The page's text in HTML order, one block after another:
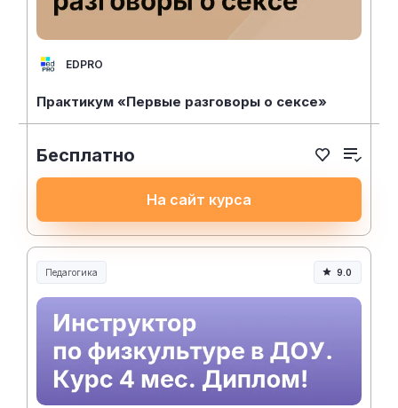
EDPRO
Практикум «Первые разговоры о сексе»
Бесплатно
На сайт курса
Педагогика
Образование и педагогика
9.0